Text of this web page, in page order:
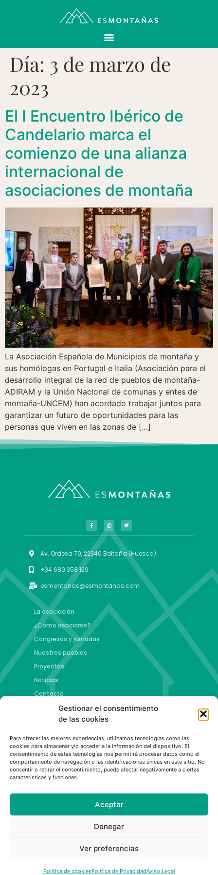
Gestionar el consentimiento
de las cookies
Para ofrecer las mejores experiencias, utilizamos tecnologías como las
cookies para almacenar y/o acceder a la información del dispositivo. El
consentimiento de estas tecnologías nos permitirá procesar datos como el
comportamiento de navegación o las identificaciones únicas en este sitio. No
consentir o retirar el consentimiento, puede afectar negativamente a ciertas
características y funciones.
Aceptar
Denegar
Ver preferencias
Política de cookiesPolítica de PrivacidadAviso Legal
Día: 3 de marzo de
2023
El I Encuentro Ibérico de
Candelario marca el
comienzo de una alianza
internacional de
asociaciones de montaña
La Asociación Española de Municipios de montaña y
sus homólogas en Portugal e Italia (Asociación para el
desarrollo integral de la red de pueblos de montaña-
ADIRAM y la Unión Nacional de comunas y entes de
montaña-UNCEM) han acordado trabajar juntos para
garantizar un futuro de oportunidades para las
personas que viven en las zonas de […]
Av. Ordesa 79, 22340 Boltaña (Huesca)
+34 689 358 129
esmontanas@esmontanas.com
La asociación
¿Cómo asociarse?
Congresos y jornadas
Nuestros pueblos
Proyectos
Noticias
Contacto
Proyectos
Copa esMontañas
Red de emprendimiento de base tecnológica
Capital Española de las Montañas
Política de privacidad | Aviso legal | Política de cookies
© All rights reserved